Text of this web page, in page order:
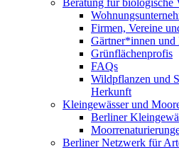
Beratung für biologische
Firmen, Vereine
Gärtner*innen
Grünflächenprofis
FAQs
Wildpflanzen und
Herkunft
Kleingewässer und
Berliner
Berliner Netzwerk für